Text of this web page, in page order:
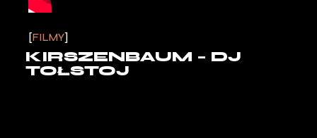
FILMY
KIRSZENBAUM – DJ
TOŁSTOJ